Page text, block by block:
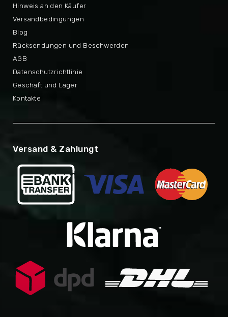
Rücksendungen und Beschwerden
AGB
Hinweis an den Käufer
Datenschutzrichtlinie
Versandbedingungen
Geschäft und Lager
Blog
Kontakte
Versand & Zahlungt